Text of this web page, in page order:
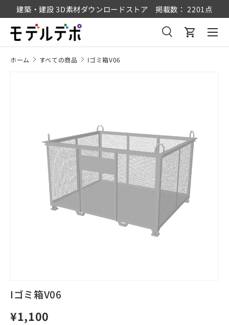
コンテンツへスキップ
建築・建設 3D素材ダウンロードストア 掲載数： 2201点
検索
検索 カート
メニ
ホーム すべての商品 Iゴミ箱V06
Iゴミ箱V06
定価
¥1,100